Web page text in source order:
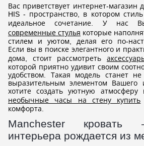
Вас приветствует интернет-магазин
HIS - пространство, в котором
идеальное сочетание. У нас
современные стулья которые
стилем и уютом, делая его по-
Если вы в поиске элегантного и
дома, стоит рассмотреть
которой приятно удивит своим
удобством. Такая модель станет
выразительным элементом Вашего
хотите создать уютную атмосферу
необычные часы на стену купить
комфорта.
Manchester кровать
интерьера рождается из